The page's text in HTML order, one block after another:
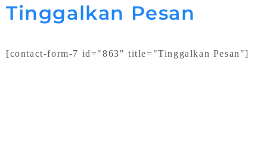
Tinggalkan Pesan
[contact-form-7 id="863" title="Tinggalkan Pesan"]